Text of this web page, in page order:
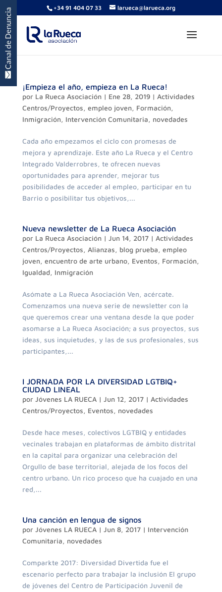
+34 91 404 07 33 larueca@larueca.org
¡Empieza el año, empieza en La Rueca!
por La Rueca Asociación| Ene 28, 2019| Actividades
Centros/Proyectos, empleo joven, Formación,
Inmigración, Intervención Comunitaria, novedades
Cada año empezamos el ciclo con promesas de
mejora y aprendizaje. Este año La Rueca y el Centro
Integrado Valderrobres, te ofrecen nuevas
oportunidades para aprender, mejorar tus
posibilidades de acceder al empleo, participar en tu
Barrio o posibilitar tus objetivos,...
Nueva newsletter de La Rueca Asociación
por La Rueca Asociación| Jun 14, 2017| Actividades
Centros/Proyectos, Alianzas, blog prueba, empleo
joven, encuentro de arte urbano, Eventos, Formación,
Igualdad, Inmigración
Asómate a La Rueca Asociación Ven, acércate.
Comenzamos una nueva serie de newsletter con la
que queremos crear una ventana desde la que poder
asomarse a La Rueca Asociación; a sus proyectos, sus
ideas, sus inquietudes, y las de sus profesionales, sus
participantes,...
I JORNADA POR LA DIVERSIDAD LGTBIQ+
CIUDAD LINEAL
por Jóvenes LA RUECA| Jun 12, 2017| Actividades
Centros/Proyectos, Eventos, novedades
Desde hace meses, colectivos LGTBIQ y entidades
vecinales trabajan en plataformas de ámbito distrital
en la capital para organizar una celebración del
Orgullo de base territorial, alejada de los focos del
centro urbano. Un rico proceso que ha cuajado en una
red,...
Una canción en lengua de signos
por Jóvenes LA RUECA| Jun 8, 2017| Intervención
Comunitaria, novedades
Comparkte 2017: Diversidad Divertida fue el
escenario perfecto para trabajar la inclusión El grupo
de jóvenes del Centro de Participación Juvenil de